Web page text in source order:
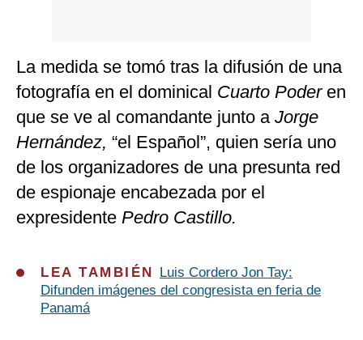
La medida se tomó tras la difusión de una
fotografía en el dominical Cuarto Poderen
que se ve al comandante junto a Jorge
Hernández, “el Español”, quien sería uno
de los organizadores de una presunta red
de espionaje encabezada por el
expresidente Pedro Castillo.
LEA TAMBIÉN
Luis Cordero Jon Tay:
Difunden imágenes del congresista en feria de
Panamá